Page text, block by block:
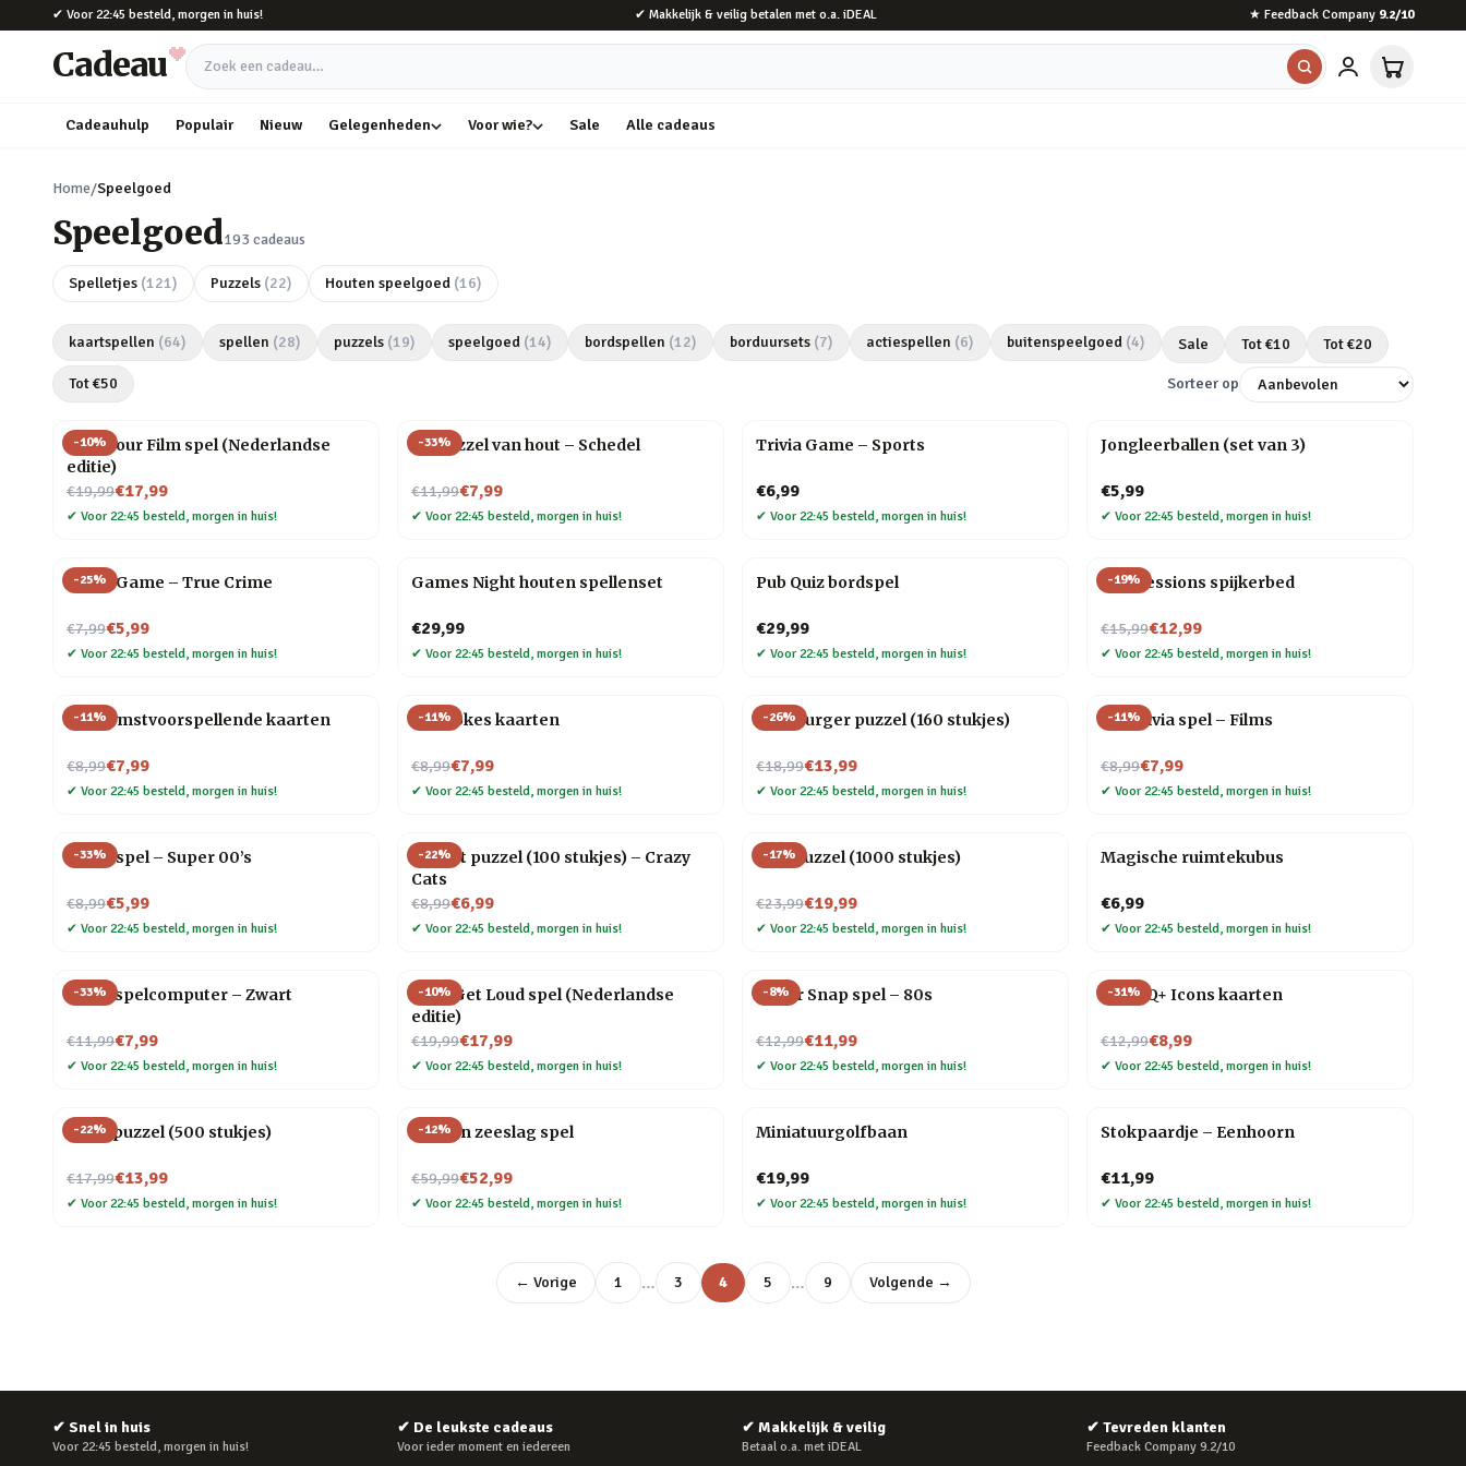
Naar hoofdinhoud
✔ Voor 22:45 besteld, morgen in huis! ✔ Makkelijk & veilig betalen met o.a. iDEAL ★ Feedback Company 9.2/10
Cadeau Zoek een cadeau
Cadeauhulp Populair Nieuw Gelegenheden Voor wie? Sale Alle cadeaus
Home/Speelgoed
Speelgoed193 cadeaus
Spelletjes (121) Puzzels (22) Houten speelgoed (16)
kaartspellen (64) spellen (28) puzzels (19) speelgoed (14) bordspellen (12) borduursets (7) actiespellen (6) buitenspeelgoed (4) Sale Tot €10 Tot €20
Tot €50 Sorteer op
-10%
I Am Your Film spel (Nederlandse
editie)
€19,99
Nu voor€17,99
✔ Voor 22:45 besteld, morgen in huis!
-33%
3D puzzel van hout – Schedel
€11,99
Nu voor€7,99
✔ Voor 22:45 besteld, morgen in huis!
Trivia Game – Sports
€6,99
✔ Voor 22:45 besteld, morgen in huis!
Jongleerballen (set van 3)
€5,99
✔ Voor 22:45 besteld, morgen in huis!
-25%
Trivia Game – True Crime
€7,99
Nu voor€5,99
✔ Voor 22:45 besteld, morgen in huis!
Games Night houten spellenset
€29,99
✔ Voor 22:45 besteld, morgen in huis!
Pub Quiz bordspel
€29,99
✔ Voor 22:45 besteld, morgen in huis!
-19%
Pinpressions spijkerbed
€15,99
Nu voor€12,99
✔ Voor 22:45 besteld, morgen in huis!
-11%
Toekomstvoorspellende kaarten
€8,99
Nu voor€7,99
✔ Voor 22:45 besteld, morgen in huis!
-11%
Dog Jokes kaarten
€8,99
Nu voor€7,99
✔ Voor 22:45 besteld, morgen in huis!
-26%
Hamburger puzzel (160 stukjes)
€18,99
Nu voor€13,99
✔ Voor 22:45 besteld, morgen in huis!
-11%
90s trivia spel – Films
€8,99
Nu voor€7,99
✔ Voor 22:45 besteld, morgen in huis!
-33%
Trivia spel – Super 00’s
€8,99
Nu voor€5,99
✔ Voor 22:45 besteld, morgen in huis!
-22%
Pocket puzzel (100 stukjes) – Crazy
Cats
€8,99
Nu voor€6,99
✔ Voor 22:45 besteld, morgen in huis!
-17%
Bier puzzel (1000 stukjes)
€23,99
Nu voor€19,99
✔ Voor 22:45 besteld, morgen in huis!
Magische ruimtekubus
€6,99
✔ Voor 22:45 besteld, morgen in huis!
-33%
Retro spelcomputer – Zwart
€11,99
Nu voor€7,99
✔ Voor 22:45 besteld, morgen in huis!
-10%
Let’s Get Loud spel (Nederlandse
editie)
€19,99
Nu voor€17,99
✔ Voor 22:45 besteld, morgen in huis!
-8%
Super Snap spel – 80s
€12,99
Nu voor€11,99
✔ Voor 22:45 besteld, morgen in huis!
-31%
LGBTQ+ Icons kaarten
€12,99
Nu voor€8,99
✔ Voor 22:45 besteld, morgen in huis!
-22%
Pizza puzzel (500 stukjes)
€17,99
Nu voor€13,99
✔ Voor 22:45 besteld, morgen in huis!
-12%
Houten zeeslag spel
€59,99
Nu voor€52,99
✔ Voor 22:45 besteld, morgen in huis!
Miniatuurgolfbaan
€19,99
✔ Voor 22:45 besteld, morgen in huis!
Stokpaardje – Eenhoorn
€11,99
✔ Voor 22:45 besteld, morgen in huis!
← Vorige 1 … 3 4 5 … 9 Volgende →
✔ Snel in huis
Voor 22:45 besteld, morgen in huis!
✔ De leukste cadeaus
Voor ieder moment en iedereen
✔ Makkelijk & veilig
Betaal o.a. met iDEAL
✔ Tevreden klanten
Feedback Company 9.2/10